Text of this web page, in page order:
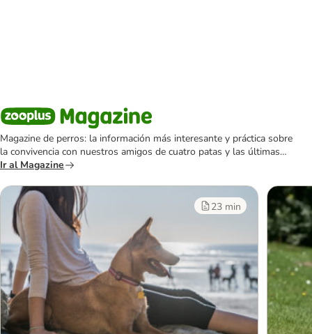
Magazine de perros: la información más interesante y práctica sobre
la convivencia con nuestros amigos de cuatro patas y las últimas
novedades del mundo canino.
Ir al Magazine
23 min